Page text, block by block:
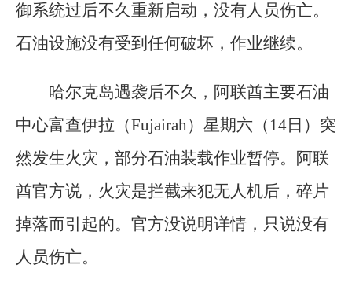
御系统过后不久重新启动，没有人员伤亡。
石油设施没有受到任何破坏，作业继续。
哈尔克岛遇袭后不久，阿联酋主要石油
中心富查伊拉（Fujairah）星期六（14日）突
然发生火灾，部分石油装载作业暂停。阿联
酋官方说，火灾是拦截来犯无人机后，碎片
掉落而引起的。官方没说明详情，只说没有
人员伤亡。